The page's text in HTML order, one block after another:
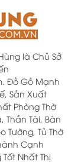
là Chủ Sở
Đồ Gỗ Mạnh
Sản Xuất
Phòng Thờ
Thần Tài, Bàn
Tường, Tủ Thờ
Cạnh
Nhất Thị